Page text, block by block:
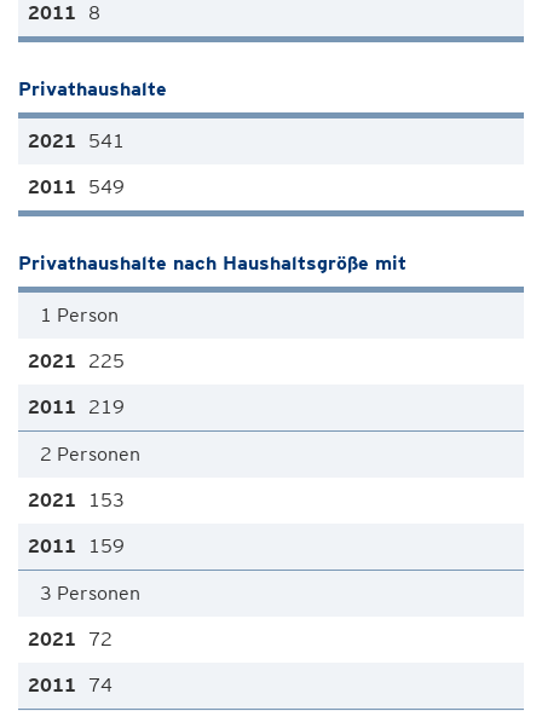
8
Privathaushalte
541
549
Privathaushalte nach Haushaltsgröße mit
1 Person
225
219
2 Personen
153
159
3 Personen
72
74